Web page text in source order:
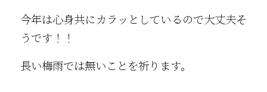
今年は心身共にカラッとしているので大丈夫そ
うです！！
長い梅雨では無いことを祈ります。